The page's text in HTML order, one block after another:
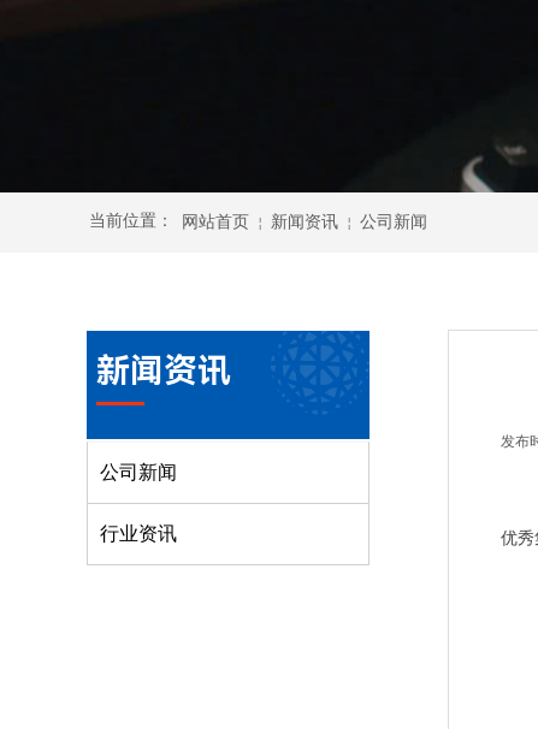
当前位置： 网站首页 ￤ 新闻资讯 ￤ 公司新闻
发布
优秀
新闻资讯
公司新闻
行业资讯